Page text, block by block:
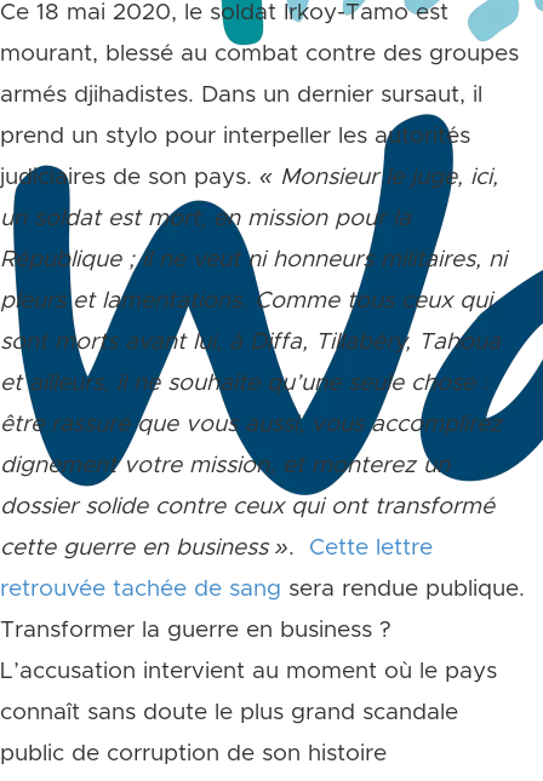
Ce 18 mai 2020, le soldat Irkoy-Tamo est
mourant, blessé au combat contre des groupes
armés djihadistes. Dans un dernier sursaut, il
prend un stylo pour interpeller les autorités
judiciaires de son pays. « Monsieur le juge, ici,
un soldat est mort, en mission pour la
République ; il ne veut ni honneurs militaires, ni
pleurs et lamentations. Comme tous ceux qui
sont morts avant lui, à Diffa, Tillabéry, Tahoua
et ailleurs, il ne souhaite qu’une seule chose :
être rassuré que vous aussi, vous accomplirez
dignement votre mission, et monterez un
dossier solide contre ceux qui ont transformé
cette guerre en business ». Cette lettre
retrouvée tachée de sang sera rendue publique.
Transformer la guerre en business ?
L’accusation intervient au moment où le pays
connaît sans doute le plus grand scandale
public de corruption de son histoire